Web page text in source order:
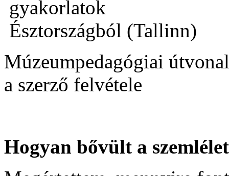
Múzeumpedagógiai
a szerző felvétele
Hogyan bővült a